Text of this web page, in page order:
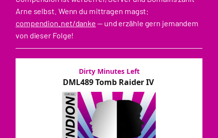
Arne selbst. Wenn du mittragen magst:
compendion.net/danke — und erzähle gern jemandem
von dieser Folge!